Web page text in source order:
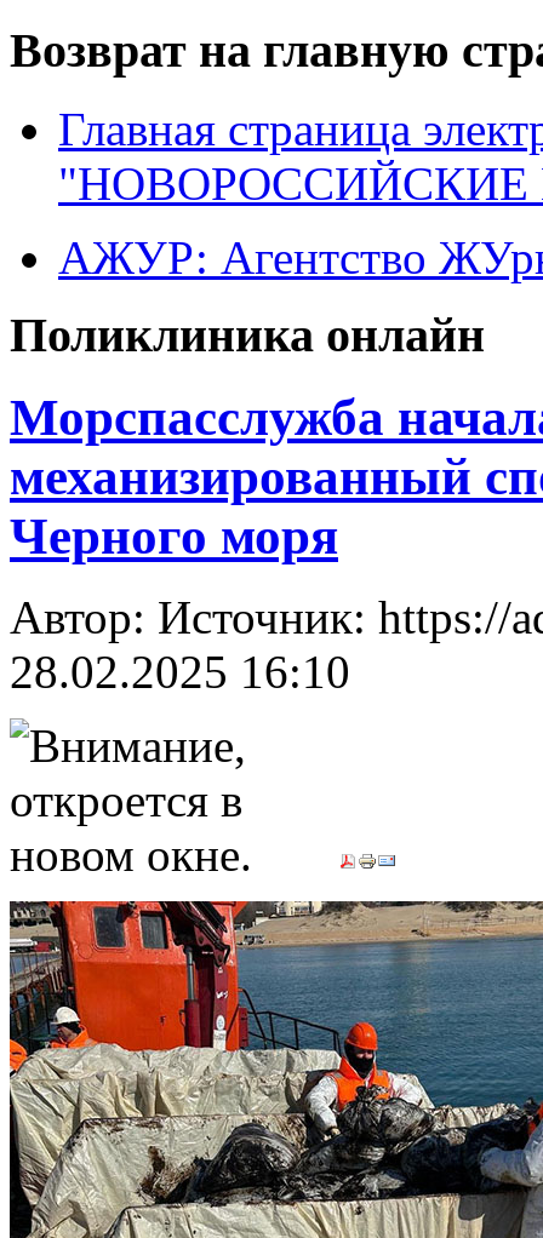
Возврат на главную
Главная страница
"НОВОРОССИЙСКИЕ
АЖУР: Агентство
Поликлиника онлайн
Морспасслужба
механизированный
Черного моря
Автор: Источник: https://
28.02.2025 16:10